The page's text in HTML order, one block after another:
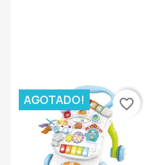
AGOTADO! favorite_border